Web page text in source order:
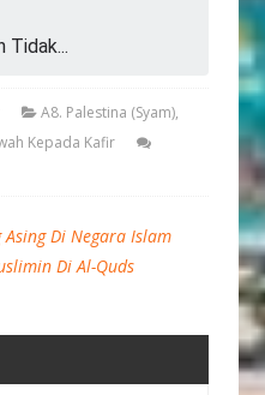
Tidak...
A8. Palestina (Syam),
Kepada Kafir
Di Negara Islam
Di Al-Quds